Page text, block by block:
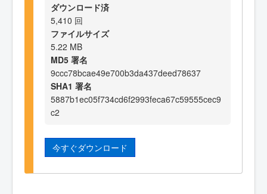
ダウンロード済
5,410 回
ファイルサイズ
5.22 MB
MD5 署名
9ccc78bcae49e700b3da437deed78637
SHA1 署名
5887b1ec05f734cd6f2993feca67c59555cec9
c2
今すぐダウンロード